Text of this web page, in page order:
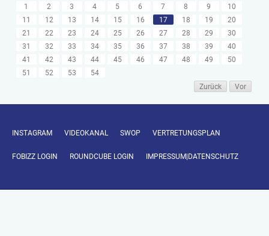
1 2 3 4 5 6 7 8 9
10
11
12 13 14 15 16 17 18 19
20
21
22 23 24 25 26 27 28 29
30
31
32 33 34 35 36 37 38 39
40
41
42 43 44 45 46 47 48 49
50
51
52 53
54
Zurück
Vor
INSTAGRAM VIDEOKANAL SWOP VERTRETUNGSPLAN
FOBIZZ LOGIN ROUNDCUBE LOGIN IMPRESSUM|DATENSCHUTZ